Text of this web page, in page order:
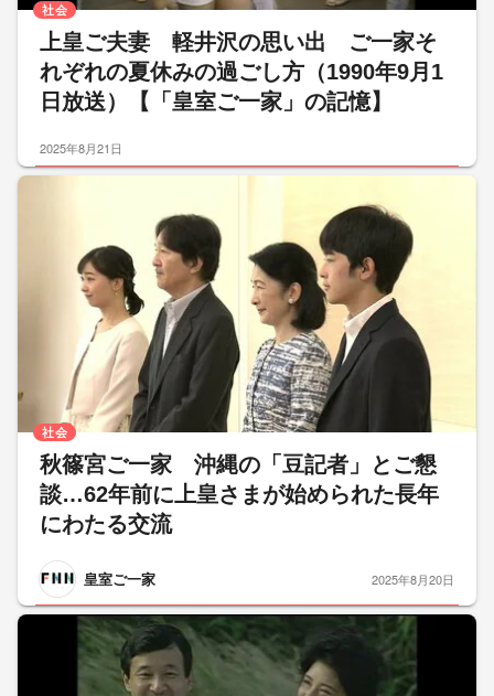
上皇ご夫妻 軽井沢の思い出 ご一家そ
れぞれの夏休みの過ごし方（1990年9月1
日放送）【「皇室ご一家」の記憶】
社会
2025年8月21日
秋篠宮ご一家 沖縄の「豆記者」とご懇
談…62年前に上皇さまが始められた長年
にわたる交流
皇室ご一家
社会
2025年8月20日